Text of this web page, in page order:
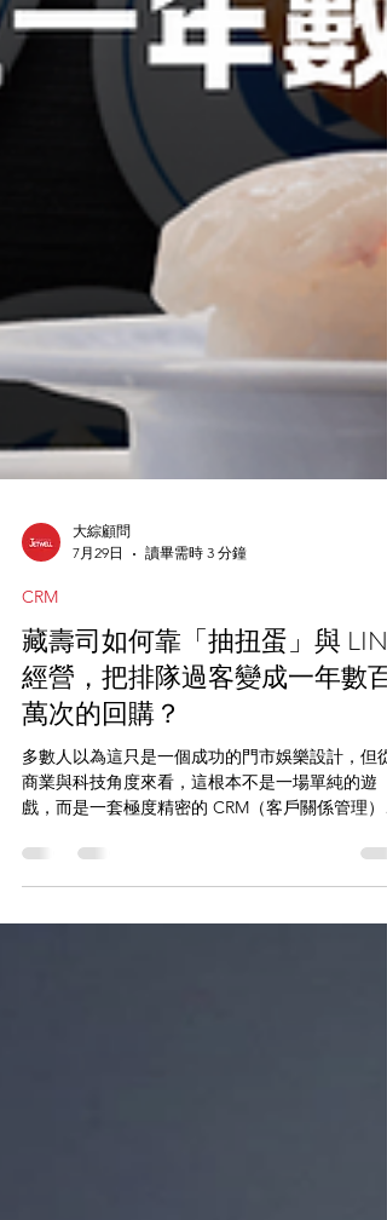
CRM
藏壽司如何靠「抽扭蛋」與 LINE
經營，把排隊過客變成一年數百
萬次的回購？
多數人以為這只是一個成功的門市娛樂設計，但從
商業與科技角度來看，這根本不是一場單純的遊